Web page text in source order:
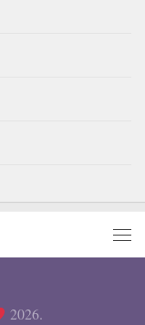
2026.